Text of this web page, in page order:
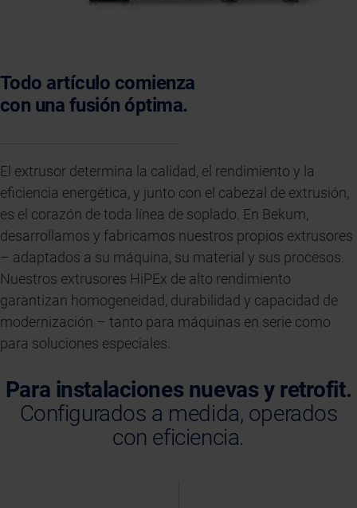
Todo artículo comienza
con una fusión óptima.
El extrusor determina la calidad, el rendimiento y la
eficiencia energética, y junto con el cabezal de extrusión,
es el corazón de toda línea de soplado. En Bekum,
desarrollamos y fabricamos nuestros propios extrusores
– adaptados a su máquina, su material y sus procesos.
Nuestros extrusores HiPEx de alto rendimiento
garantizan homogeneidad, durabilidad y capacidad de
modernización – tanto para máquinas en serie como
para soluciones especiales.
Para instalaciones nuevas y retrofit.
Configurados a medida, operados
con eficiencia.